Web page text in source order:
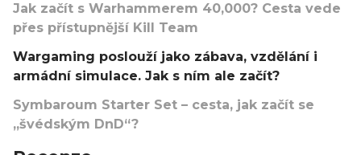
Jak začít s Warhammerem 40,000? Cesta vede
přes přístupnější Kill Team
Wargaming poslouží jako zábava, vzdělání i
armádní simulace. Jak s ním ale začít?
Symbaroum Starter Set – cesta, jak začít se
„švédským DnD“?